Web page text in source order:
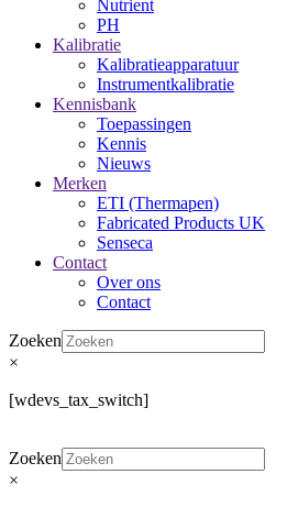
Nutrient
PH
Kalibratie
Kalibratieapparatuur
Instrumentkalibratie
Kennisbank
Toepassingen
Kennis
Nieuws
Merken
ETI (Thermapen)
Fabricated Products UK
Senseca
Contact
Over ons
Contact
Zoeken
×
[wdevs_tax_switch]
Zoeken
×